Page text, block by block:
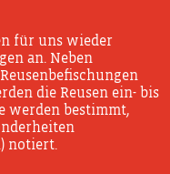
für uns wieder
an. Neben
die Reusen ein- bis
werden bestimmt,
notiert.